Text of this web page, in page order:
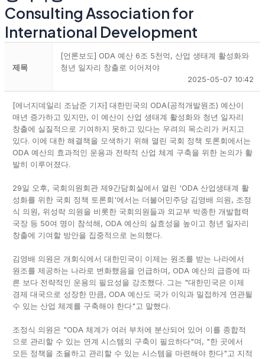
Consulting Association for
International Development
제목
[언론보도] ODA 예산 6조 5천억, 산업 생태계 활성화와
청년 일자리 창출로 이어져야
2025-05-07 10:42
[에너지데일리 조남준 기자] 대한민국의 ODA(공적개발원조) 예산이
매년 증가하고 있지만, 이 예산이 산업 생태계 활성화와 청년 일자리
창출에 실질적으로 기여하지 못하고 있다는 우려의 목소리가 커지고
있다. 이에 대한 해결책을 모색하기 위해 열린 국회 정책 토론회에서는
ODA 예산의 효과적인 운용과 전략적 산업 체계 구축을 위한 논의가 활
발히 이루어졌다.
29일 오후, 국회의원회관 제9간담회실에서 열린 'ODA 산업생태계 활
성화를 위한 국회 정책 토론회'에서는 더불어민주당 김영배 의원, 조정
식 의원, 위성락 의원을 비롯한 국회의원들과 외교부 박종한 개발협력
국장 등 50여 명이 참석해, ODA 예산의 실효성을 높이고 청년 일자리
창출에 기여할 방안을 집중적으로 논의했다.
김영배 의원은 개회식에서 대한민국이 이제는 원조를 받는 나라에서
원조를 제공하는 나라로 변화했음을 언급하며, ODA 예산의 급증에 따
른 보다 전략적인 운용의 필요성을 강조했다. 그는 "대한민국은 이제
경제 대국으로 성장한 만큼, ODA 예산도 국가 이익과 밀접하게 연관될
수 있는 산업 체계를 구축해야 한다"고 말했다.
조정식 의원은 "ODA 체계가 여러 부처에 분산되어 있어 이를 종합적
으로 관리할 수 있는 연계 시스템의 구축이 필요하다"며, "한 곳에서
모든 정책을 조율하고 관리할 수 있는 시스템을 마련해야 한다"고 지적